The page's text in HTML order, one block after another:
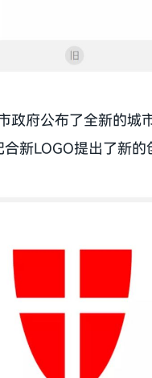
政府公布了全新的城
新LOGO提出了新